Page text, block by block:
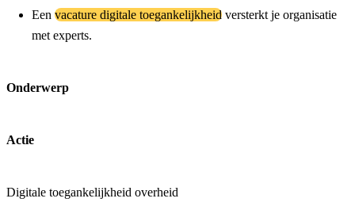
Een vacature digitale toegankelijkheid versterkt je organisatie
met experts.
Onderwerp
Actie
Digitale toegankelijkheid overheid